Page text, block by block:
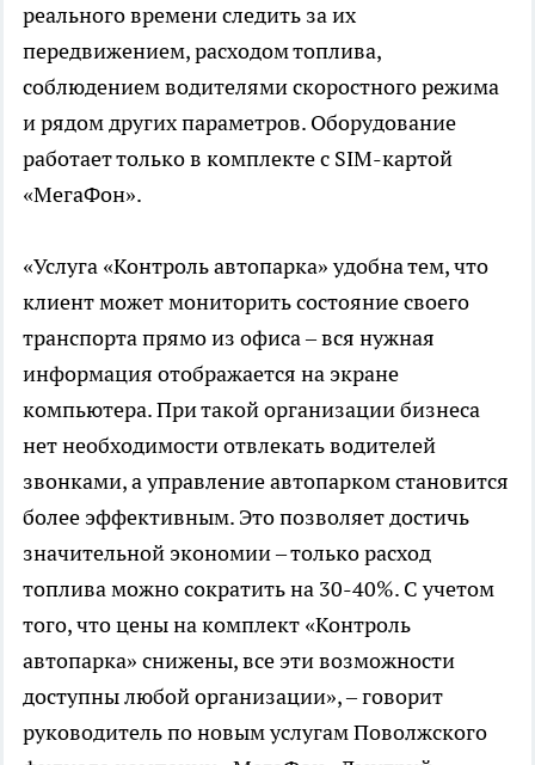
реального времени следить за их
передвижением, расходом топлива,
соблюдением водителями скоростного режима
и рядом других параметров. Оборудование
работает только в комплекте с SIM-картой
«МегаФон».
«Услуга «Контроль автопарка» удобна тем, что
клиент может мониторить состояние своего
транспорта прямо из офиса – вся нужная
информация отображается на экране
компьютера. При такой организации бизнеса
нет необходимости отвлекать водителей
звонками, а управление автопарком становится
более эффективным. Это позволяет достичь
значительной экономии – только расход
топлива можно сократить на 30-40%. С учетом
того, что цены на комплект «Контроль
автопарка» снижены, все эти возможности
доступны любой организации», – говорит
руководитель по новым услугам Поволжского